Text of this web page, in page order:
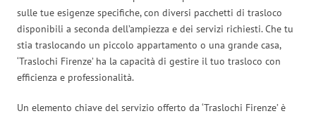
sulle tue esigenze specifiche, con diversi pacchetti di trasloco
disponibili a seconda dell’ampiezza e dei servizi richiesti. Che tu
stia traslocando un piccolo appartamento o una grande casa,
‘Traslochi Firenze’ ha la capacità di gestire il tuo trasloco con
efficienza e professionalità.
Un elemento chiave del servizio offerto da ‘Traslochi Firenze’ è